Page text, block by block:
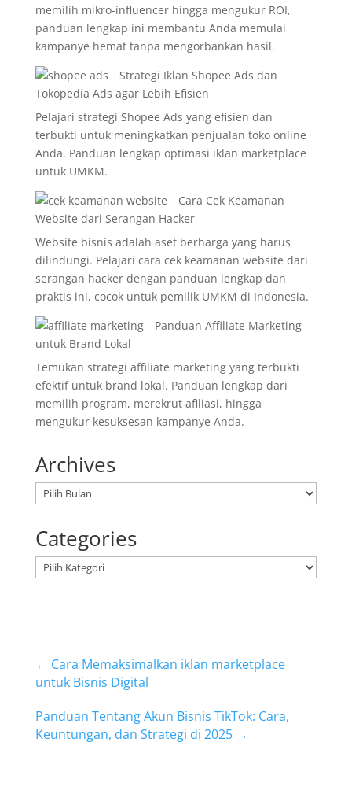
memilih mikro-influencer hingga mengukur ROI,
panduan lengkap ini membantu Anda memulai
kampanye hemat tanpa mengorbankan hasil.
Strategi Iklan Shopee Ads dan
Tokopedia Ads agar Lebih Efisien
Pelajari strategi Shopee Ads yang efisien dan
terbukti untuk meningkatkan penjualan toko online
Anda. Panduan lengkap optimasi iklan marketplace
untuk UMKM.
Cara Cek Keamanan
Website dari Serangan Hacker
Website bisnis adalah aset berharga yang harus
dilindungi. Pelajari cara cek keamanan website dari
serangan hacker dengan panduan lengkap dan
praktis ini, cocok untuk pemilik UMKM di Indonesia.
Panduan Affiliate Marketing
untuk Brand Lokal
Temukan strategi affiliate marketing yang terbukti
efektif untuk brand lokal. Panduan lengkap dari
memilih program, merekrut afiliasi, hingga
mengukur kesuksesan kampanye Anda.
Archives
Arsip
Categories
Kategori
← Cara Memaksimalkan iklan marketplace
untuk Bisnis Digital
Panduan Tentang Akun Bisnis TikTok: Cara,
Keuntungan, dan Strategi di 2025→